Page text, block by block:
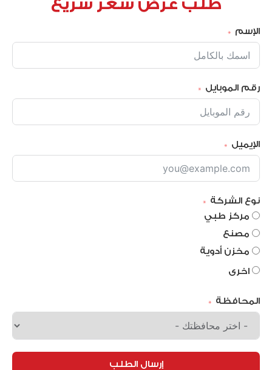
طلب عرض سعر سريع
الإسم
رقم الموبايل
الإيميل
نوع الشركة
مركز طبي
مصنع
مخزن أدوية
اخرى
المحافظة
إرسال الطلب